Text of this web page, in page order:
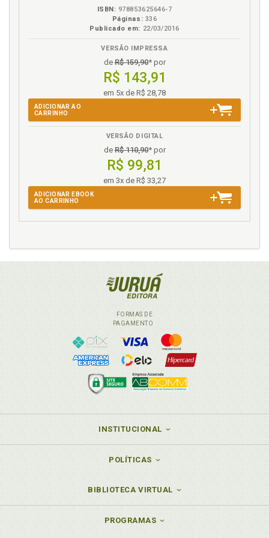
ISBN: 978853625646-7
Páginas: 336
Publicado em: 22/03/2016
VERSÃO IMPRESSA
deR$ 159,90* por
R$ 143,91
em 5x de R$ 28,78
ADICIONAR AO
CARRINHO
VERSÃO DIGITAL
deR$ 110,90* por
R$ 99,81
em 3x de R$ 33,27
ADICIONAR EBOOK
AO CARRINHO
FORMAS DE
PAGAMENTO
INSTITUCIONAL
POLÍTICAS
BIBLIOTECA VIRTUAL
PROGRAMAS